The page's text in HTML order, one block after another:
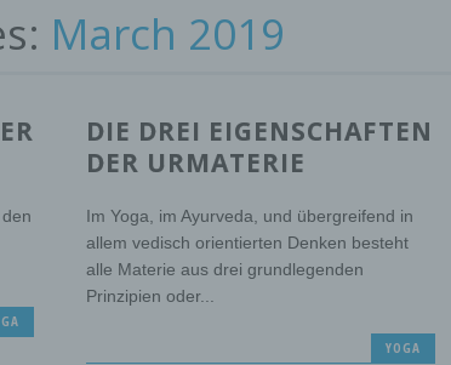
March 2019
DIE DREI EIGENSCHAFTEN
DER URMATERIE
Im Yoga, im Ayurveda, und übergreifend in
allem vedisch orientierten Denken besteht
alle Materie aus drei grundlegenden
Prinzipien oder...
YOGA